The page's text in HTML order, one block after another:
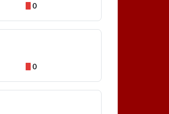
0
0